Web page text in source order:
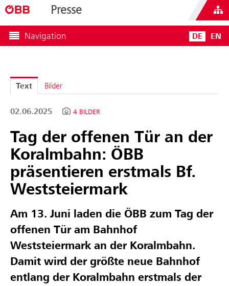
Presse
Navigation DE EN
Text Bilder
02.06.2025 4 BILDER
Tag der offenen Tür an der
Koralmbahn: ÖBB
präsentieren erstmals Bf.
Weststeiermark
Am 13. Juni laden die ÖBB zum Tag der
offenen Tür am Bahnhof
Weststeiermark an der Koralmbahn.
Damit wird der größte neue Bahnhof
entlang der Koralmbahn erstmals der